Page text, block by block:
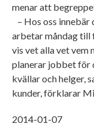
menar att
– Hos oss
arbetar måndag till
vis vet alla vet vem
planerar jobbet för
kvällar och helger,
kunder, förklarar
2014-01-07